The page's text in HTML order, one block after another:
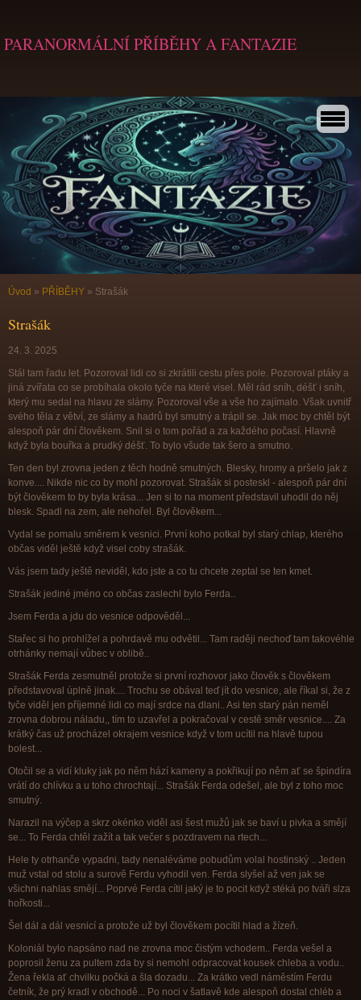
PARANORMÁLNÍ PŘÍBĚHY A FANTAZIE
Úvod » PŘÍBĚHY » Strašák
Strašák
24. 3. 2025
Stál tam řadu let. Pozoroval lidi co si zkrátili cestu přes pole. Pozoroval ptáky a
jiná zvířata co se probíhala okolo tyče na které visel. Měl rád sníh, déšť i sníh,
který mu sedal na hlavu ze slámy. Pozoroval vše a vše ho zajímalo. Však uvnitř
svého těla z větví, ze slámy a hadrů byl smutný a trápil se. Jak moc by chtěl být
alespoň pár dní člověkem. Snil si o tom pořád a za každého počasí. Hlavně
když byla bouřka a prudký déšť. To bylo všude tak šero a smutno.
Ten den byl zrovna jeden z těch hodně smutných. Blesky, hromy a pršelo jak z
konve.... Nikde nic co by mohl pozorovat. Strašák si posteskl - alespoň pár dní
být člověkem to by byla krása... Jen si to na moment představil uhodil do něj
blesk. Spadl na zem, ale nehořel. Byl člověkem...
Vydal se pomalu směrem k vesnici. První koho potkal byl starý chlap, kterého
občas viděl ještě když visel coby strašák.
Vás jsem tady ještě neviděl, kdo jste a co tu chcete zeptal se ten kmet.
Strašák jediné jméno co občas zaslechl bylo Ferda..
Jsem Ferda a jdu do vesnice odpověděl...
Stařec si ho prohlížel a pohrdavě mu odvětil... Tam raději nechoď tam takovéhle
otrhánky nemají vůbec v oblibě..
Strašák Ferda zesmutněl protože si první rozhovor jako člověk s člověkem
představoval úplně jinak.... Trochu se obával teď jít do vesnice, ale říkal si, že z
tyče viděl jen příjemné lidi co mají srdce na dlani.. Asi ten starý pán neměl
zrovna dobrou náladu,, tím to uzavřel a pokračoval v cestě směr vesnice.... Za
krátký čas už procházel okrajem vesnice když v tom ucítil na hlavě tupou
bolest...
Otočil se a vidí kluky jak po něm hází kameny a pokřikují po něm ať se špindíra
vrátí do chlívku a u toho chrochtají... Strašák Ferda odešel, ale byl z toho moc
smutný.
Narazil na výčep a skrz okénko viděl asi šest mužů jak se baví u pivka a smějí
se... To Ferda chtěl zažít a tak večer s pozdravem na rtech...
Hele ty otrhanče vypadni, tady nenaléváme pobudům volal hostinský .. Jeden
muž vstal od stolu a surově Ferdu vyhodil ven. Ferda slyšel až ven jak se
všichni nahlas smějí... Poprvé Ferda cítil jaký je to pocit když stéká po tváři slza
hořkosti...
Šel dál a dál vesnicí a protože už byl člověkem pocítil hlad a žízeň.
Koloniál bylo napsáno nad ne zrovna moc čistým vchodem.. Ferda vešel a
poprosil ženu za pultem zda by si nemohl odpracovat kousek chleba a vodu..
Žena řekla ať chvilku počká a šla dozadu... Za krátko vedl náměstím Ferdu
četník, že prý kradl v obchodě... Po noci v šatlavě kde alespoň dostal chléb a